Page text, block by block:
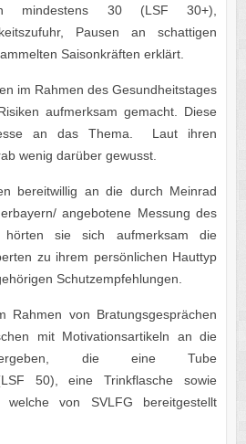
mindestens 30 (LSF 30+),
Pausen an schattigen
Saisonkräften erklärt.
im Rahmen des Gesundheitstages
aufmerksam gemacht. Diese
an das Thema. Laut ihren
wenig darüber gewusst.
bereitwillig an die durch Meinrad
angebotene Messung des
sie sich aufmerksam die
zu ihrem persönlichen Hauttyp
Schutzempfehlungen.
Rahmen von Bratungsgesprächen
mit Motivationsartikeln an die
die eine Tube
50), eine Trinkflasche sowie
welche von SVLFG bereitgestellt